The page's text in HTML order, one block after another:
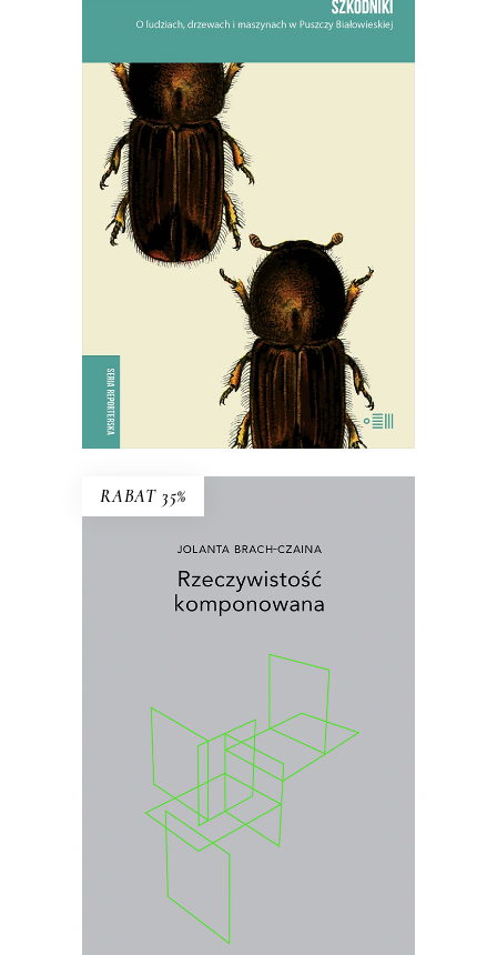
E-BOOK DO KOSZYKA
SZKODNIKI
Walka toczyła się nie tylko w lesie,
ale i w głowach ludzi.
59.90zł 38.94
KSIĄŻKA DO KOSZYKA
RABAT 35%
E-BOOK DO KOSZYKA
RZECZYWISTOŚĆ
Wybór najważniejszych esejów i
wywiadów prasowych Jolanty Brach-
Czainy.
40.00zł 26.00
KSIĄŻKA DO KOSZYKA